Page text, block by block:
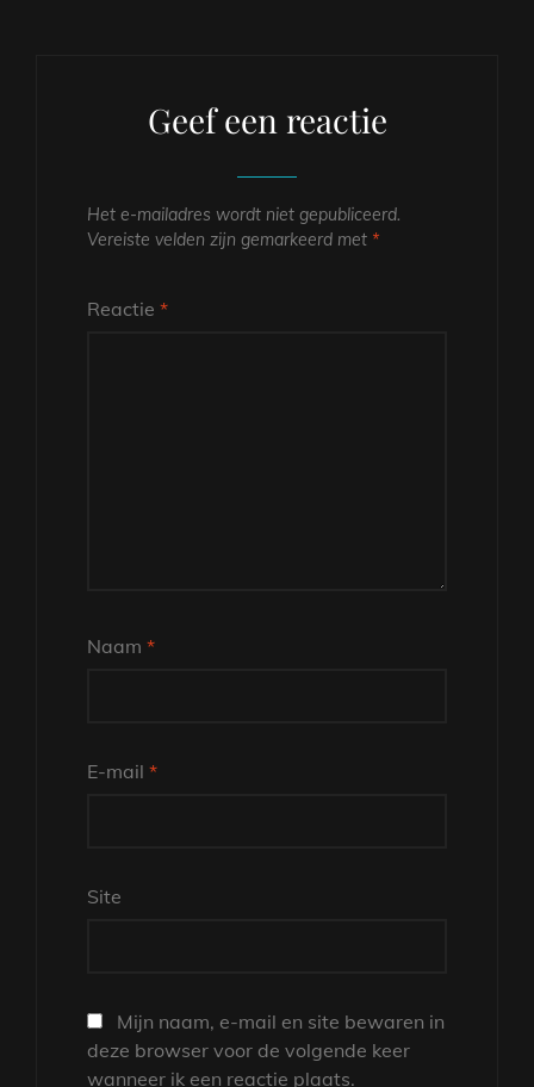
Geef een reactie
Het e-mailadres wordt niet gepubliceerd.
Vereiste velden zijn gemarkeerd met *
Reactie *
Naam *
E-mail *
Site
Mijn naam, e-mail en site bewaren in
deze browser voor de volgende keer
wanneer ik een reactie plaats.